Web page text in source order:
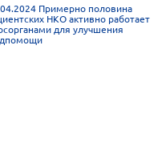
Примерно половина
НКО активно работает
для улучшения